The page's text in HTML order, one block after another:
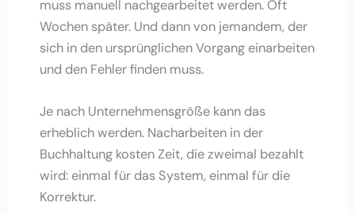
muss manuell nachgearbeitet werden. Oft
Wochen später. Und dann von jemandem, der
sich in den ursprünglichen Vorgang einarbeiten
und den Fehler finden muss.
Je nach Unternehmensgröße kann das
erheblich werden. Nacharbeiten in der
Buchhaltung kosten Zeit, die zweimal bezahlt
wird: einmal für das System, einmal für die
Korrektur.